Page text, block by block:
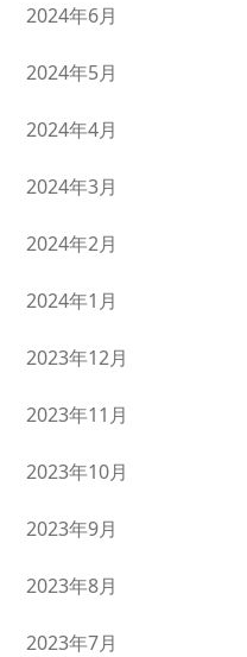
2024年6月
2024年5月
2024年4月
2024年3月
2024年2月
2024年1月
2023年12月
2023年11月
2023年10月
2023年9月
2023年8月
2023年7月